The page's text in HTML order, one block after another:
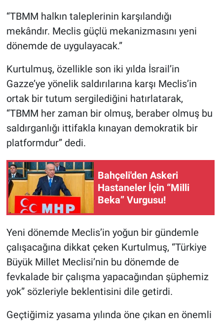
“TBMM halkın taleplerinin karşılandığı
mekândır. Meclis güçlü mekanizmasını yeni
dönemde de uygulayacak.”
Kurtulmuş, özellikle son iki yılda İsrail’in
Gazze’ye yönelik saldırılarına karşı Meclis’in
ortak bir tutum sergilediğini hatırlatarak,
“TBMM her zaman bir olmuş, beraber olmuş bu
saldırganlığı ittifakla kınayan demokratik bir
platformdur” dedi.
Bahçeli'den Askeri
Hastaneler İçin “Milli
Beka” Vurgusu!
Yeni dönemde Meclis’in yoğun bir gündemle
çalışacağına dikkat çeken Kurtulmuş, “Türkiye
Büyük Millet Meclisi’nin bu dönemde de
fevkalade bir çalışma yapacağından şüphemiz
yok” sözleriyle beklentisini dile getirdi.
Geçtiğimiz yasama yılında öne çıkan en önemli